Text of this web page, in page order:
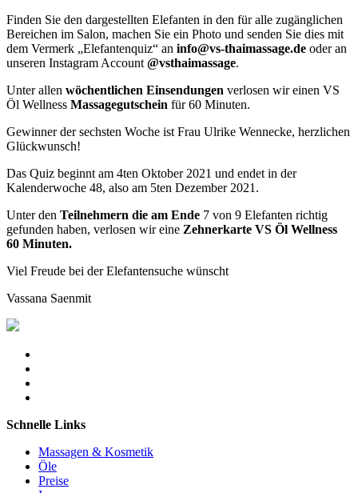
Finden Sie den dargestellten Elefanten in den für alle zugänglichen
Bereichen im Salon, machen Sie ein Photo und senden Sie dies mit
dem Vermerk „Elefantenquiz“ an info@vs-thaimassage.de oder an
unseren Instagram Account @vsthaimassage.
Unter allen wöchentlichen Einsendungen verlosen wir einen VS
Öl Wellness Massagegutschein für 60 Minuten.
Gewinner der sechsten Woche ist Frau Ulrike Wennecke, herzlichen
Glückwunsch!
Das Quiz beginnt am 4ten Oktober 2021 und endet in der
Kalenderwoche 48, also am 5ten Dezember 2021.
Unter den Teilnehmern die am Ende 7 von 9 Elefanten richtig
gefunden haben, verlosen wir eine Zehnerkarte VS Öl Wellness
60 Minuten.
Viel Freude bei der Elefantensuche wünscht
Vassana Saenmit
Schnelle Links
Massagen & Kosmetik
Öle
Preise